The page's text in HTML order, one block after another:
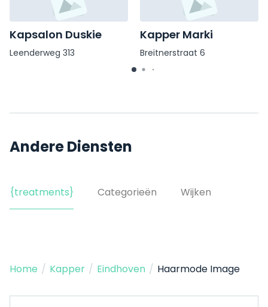
Kapsalon Duskie
Leenderweg 313
Kapper Marki
Breitnerstraat 6
Andere Diensten
{treatments} Categorieën Wijken
Home / Kapper / Eindhoven / Haarmode Image